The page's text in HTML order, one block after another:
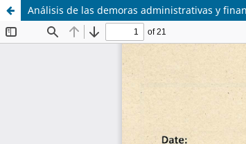
Análisis de las demoras administrativas y